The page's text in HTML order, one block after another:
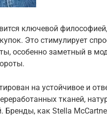
ключевой
Это стимулирует
особенно заметный в
на устойчивое и
тканей,
Бренды, как Stella